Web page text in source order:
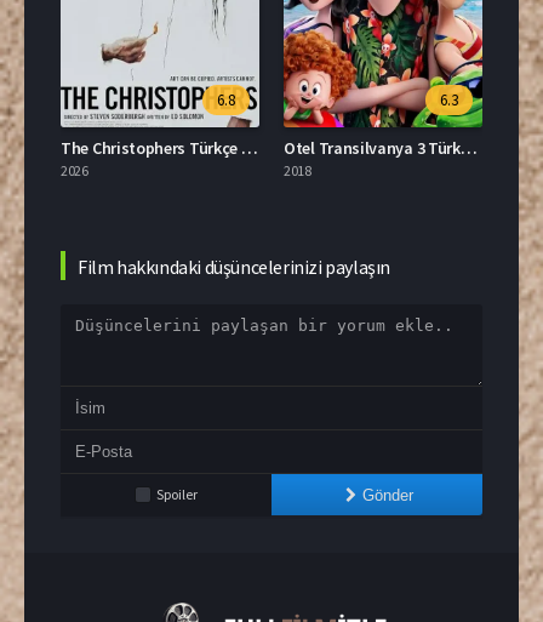
Önce Bayanlar Film Full HD İzle
6.8
The Christophers Türkçe Dublaj İzle
2026
6.3
Otel Transilvanya 3 Türkçe Dublaj Full İzle
2018 2022
Film hakkındaki düşüncelerinizi paylaşın
Spoiler Gönder